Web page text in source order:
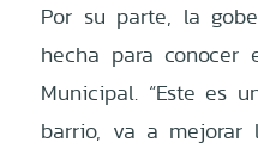
Por su parte, la
hecha para conocer
Municipal. “Este es
barrio, va a mejorar